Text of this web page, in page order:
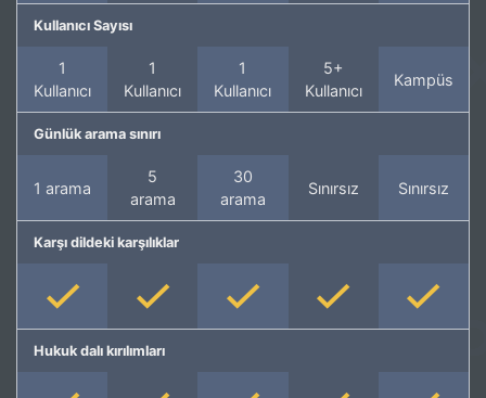
Kullanıcı Sayısı
1
Kullanıcı
1
Kullanıcı
1
Kullanıcı
5+
Kullanıcı
Kampüs
Günlük arama sınırı
1 arama
5
arama
30
arama
Sınırsız Sınırsız
Karşı dildeki karşılıklar
Hukuk dalı kırılımları